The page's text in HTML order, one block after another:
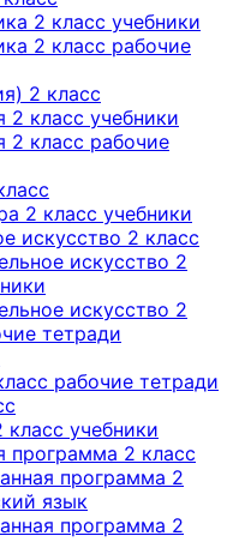
2 класс учебники
2 класс рабочие
2 класс
2 класс учебники
2 класс рабочие
2 класс учебники
искусство 2 класс
искусство 2
искусство 2
тетради
рабочие тетради
учебники
программа 2 класс
программа 2
язык
программа 2